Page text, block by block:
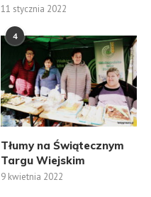
11 stycznia 2022
4
Tłumy na Świątecznym
Targu Wiejskim
9 kwietnia 2022